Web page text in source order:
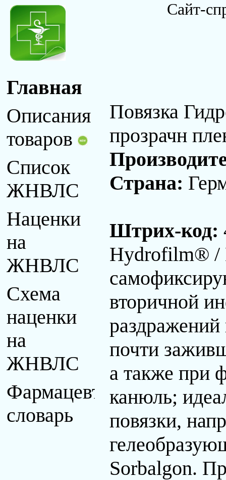
Сайт-
Главная
Описания
товаров
Список
ЖНВЛС
Наценки
на
ЖНВЛС
Схема
наценки
на
ЖНВЛС
Фармацевтический
словарь
Повязка
прозрачн
Страна:
Штрих-код:
Hydrofilm® /
вторичной
почти
а также при
канюль;
повязки,
Sorbalgon.